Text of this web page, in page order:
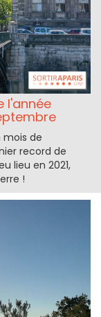
l'année
mois de
record de
lieu en 2021,
!